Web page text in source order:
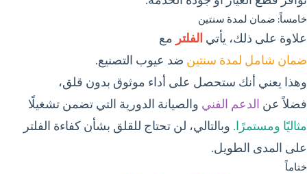
خامساً: ضمان لمدة سنتين
علاوة على ذلك، يأتيالفلترمع
ضمان شامل لمدة سنتينضد عيوب التصنيع.
وهذا يعني أنك ستحصل على أداء موثوق بدون قلق،
فضلاً عنالدعم الفنيوالصيانة الدورية التي تضمن تشغيلًا
مثاليًا ومستمرًا.وبالتالي، لن تحتاج للقلق بشأن كفاءة الفلتر
على المدى الطويل.
ختاماً